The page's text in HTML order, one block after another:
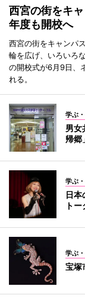
西宮の街をキ
年度も開校へ
西宮の街をキャンパ
輪を広げ、いろいろ
の開校式が6月9日、
れる。
学ぶ
男女
帰
学ぶ
日本
ト
学ぶ
宝塚